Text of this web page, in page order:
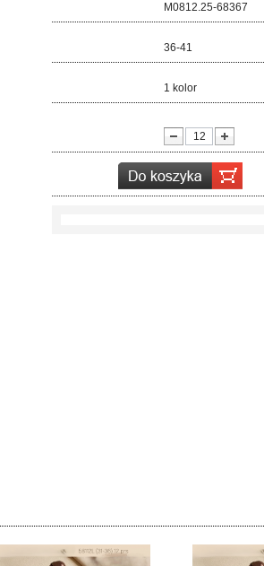
M0812.25-68367
36-41
1 kolor